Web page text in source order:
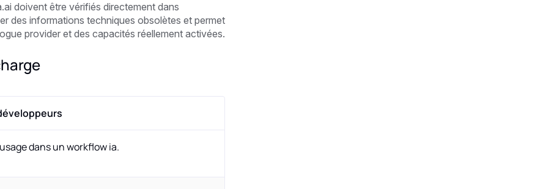
doivent être vérifiés directement dans
des informations techniques obsolètes et permet
provider et des capacités réellement activées.
dans un workflow ia.